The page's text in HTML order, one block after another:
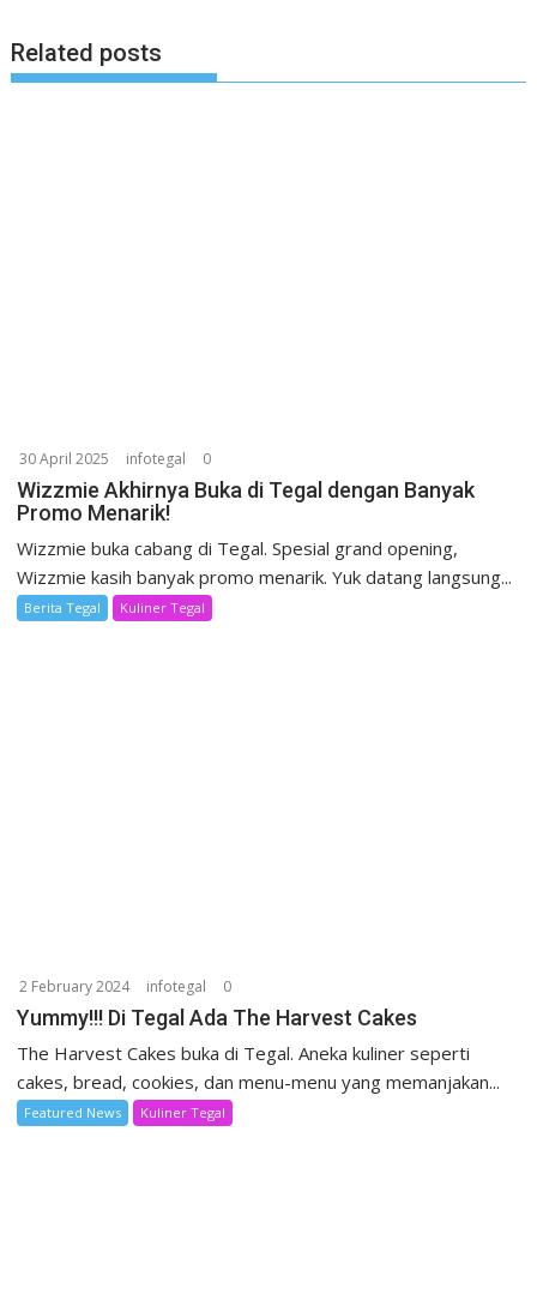
Related posts
30 April 2025 infotegal 0
Wizzmie Akhirnya Buka di Tegal dengan Banyak
Promo Menarik!
Wizzmie buka cabang di Tegal. Spesial grand opening,
Wizzmie kasih banyak promo menarik. Yuk datang langsung...
Berita Tegal Kuliner Tegal
2 February 2024 infotegal 0
Yummy!!! Di Tegal Ada The Harvest Cakes
The Harvest Cakes buka di Tegal. Aneka kuliner seperti
cakes, bread, cookies, dan menu-menu yang memanjakan...
Featured News Kuliner Tegal